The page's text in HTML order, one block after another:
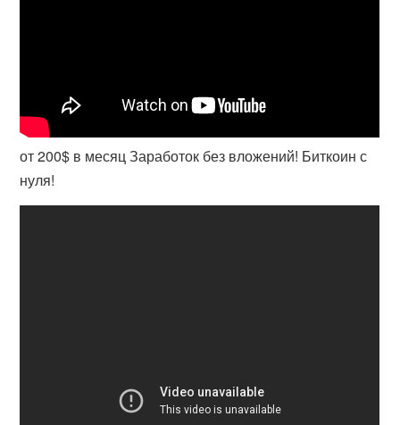
от 200$ в месяц Заработок без вложений! Биткоин с
нуля!